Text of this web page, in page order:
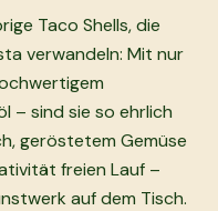
Taco Shells, die
verwandeln: Mit nur
– sind sie so ehrlich
geröstetem Gemüse
freien Lauf –
auf dem Tisch.